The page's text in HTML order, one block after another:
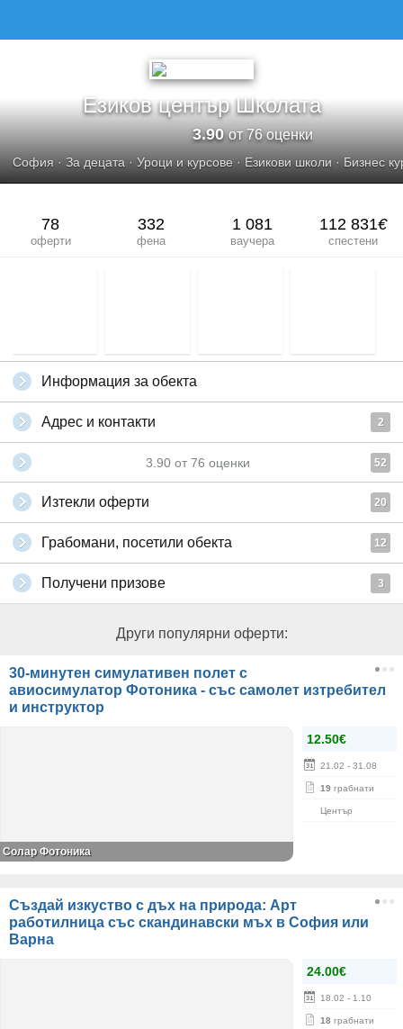
Езиков център Школата
3.90от 76 оценки
София · За децата · Уроци и курсове · Езикови школи · Бизнес
78
оферти
332
фена
1 081
ваучера
112 831€
спестени
Информация за обекта
Адрес и контакти 2
3.90 от 76 оценки 52
Изтекли оферти 20
Грабомани, посетили обекта 12
Получени призове 3
Други популярни оферти:
30-минутен симулативен полет с
авиосимулатор Фотоника - със самолет изтребител
и инструктор
12.50€
21.02 - 31.08
19 грабнати
Център
Солар Фотоника
Създай изкуство с дъх на природа: Арт
работилница със скандинавски мъх в София или
Варна
24.00€
18.02 - 1.10
18 грабнати